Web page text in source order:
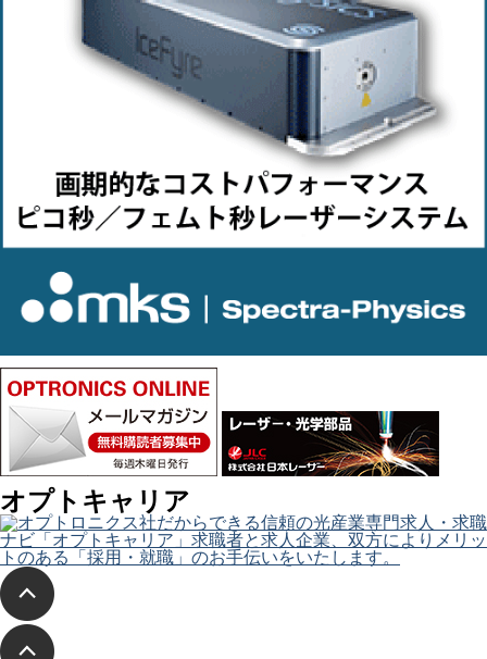
オプトキャリア